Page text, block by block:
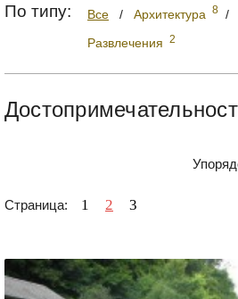
По типу: Все / Архитектура 8 /
Развлечения 2
Страница: 1 2 3